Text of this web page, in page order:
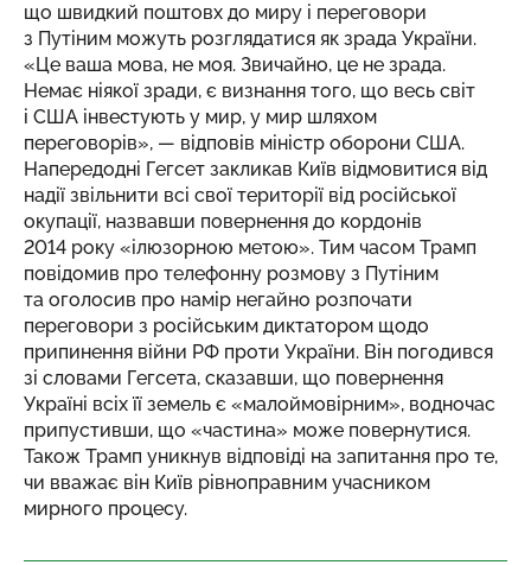
що швидкий поштовх до миру і переговори
з Путіним можуть розглядатися як зрада України.
«Це ваша мова, не моя. Звичайно, це не зрада.
Немає ніякої зради, є визнання того, що весь світ
і США інвестують у мир, у мир шляхом
переговорів», — відповів міністр оборони США.
Напередодні Гегсет закликав Київ відмовитися від
надії звільнити всі свої території від російської
окупації, назвавши повернення до кордонів
2014 року «ілюзорною метою». Тим часом Трамп
повідомив про телефонну розмову з Путіним
та оголосив про намір негайно розпочати
переговори з російським диктатором щодо
припинення війни РФ проти України. Він погодився
зі словами Гегсета, сказавши, що повернення
Україні всіх її земель є «малоймовірним», водночас
припустивши, що «частина» може повернутися.
Також Трамп уникнув відповіді на запитання про те,
чи вважає він Київ рівноправним учасником
мирного процесу.